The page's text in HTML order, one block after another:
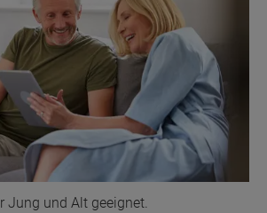
Jung und Alt geeignet.